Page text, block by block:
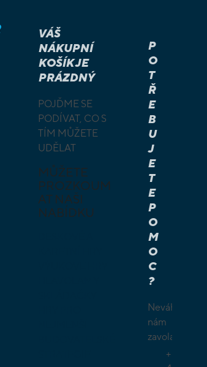
VÁŠ
NÁKUPNÍ
KOŠÍK JE
PRÁZDNÝ
POJĎME SE
PODÍVAT, CO S
TÍM MŮŽETE
UDĚLAT
MŮŽETE
PROZKOUM
AT NAŠI
NABÍDKU
P
O
T
Ř
E
B
U
J
E
T
E
P
O
M
O
C
?
Neváhejte
nám
zavolat.
+